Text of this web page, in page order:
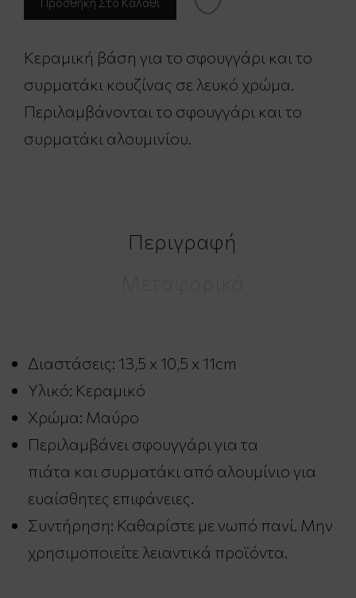
Κεραμική βάση για το σφουγγάρι και το
συρματάκι κουζίνας σε λευκό χρώμα.
Περιλαμβάνονται το σφουγγάρι και το
συρματάκι αλουμινίου.
Περιγραφή
Διαστάσεις: 13,5 x 10,5 x 11cm
Υλικό: Κεραμικό
Χρώμα: Μαύρο
Περιλαμβάνει σφουγγάρι για τα
πιάτα και συρματάκι από αλουμίνιο για
ευαίσθητες επιφάνειες.
Συντήρηση: Καθαρίστε με νωπό πανί. Μην
χρησιμοποιείτε λειαντικά προϊόντα.